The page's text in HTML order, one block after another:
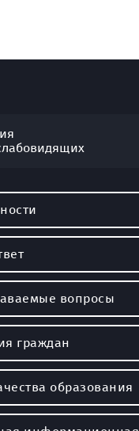
вопросы
граждан
образования